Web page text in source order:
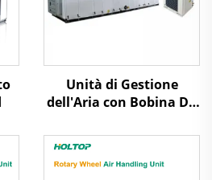
Unità di Gestione
dell'Aria con Bobina DX